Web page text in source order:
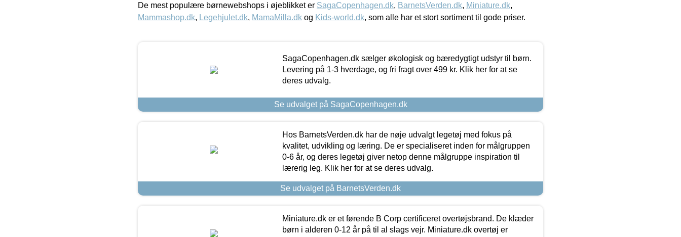
De mest populære børnewebshops i øjeblikket er SagaCopenhagen.dk, BarnetsVerden.dk, Miniature.dk,
Mammashop.dk, Legehjulet.dk, MamaMilla.dk og Kids-world.dk, som alle har et stort sortiment til gode priser.
SagaCopenhagen.dk sælger økologisk og bæredygtigt udstyr til børn.
Levering på 1-3 hverdage, og fri fragt over 499 kr. Klik her for at se
deres udvalg.
Se udvalget på SagaCopenhagen.dk
Hos BarnetsVerden.dk har de nøje udvalgt legetøj med fokus på
kvalitet, udvikling og læring. De er specialiseret inden for målgruppen
0-6 år, og deres legetøj giver netop denne målgruppe inspiration til
lærerig leg. Klik her for at se deres udvalg.
Se udvalget på BarnetsVerden.dk
Miniature.dk er et førende B Corp certificeret overtøjsbrand. De klæder
børn i alderen 0-12 år på til al slags vejr. Miniature.dk overtøj er